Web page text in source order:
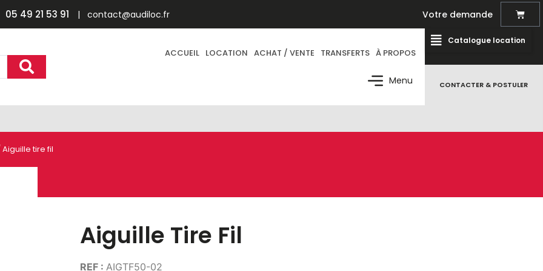
05 49 21 53 91 | contact@audiloc.fr Votre demande
ACCUEIL LOCATION ACHAT / VENTE TRANSFERTS À PROPOS
Menu
Catalogue location
CONTACTER & POSTULER
Aiguille tire fil
Aiguille Tire Fil
REF : AIGTF50-02